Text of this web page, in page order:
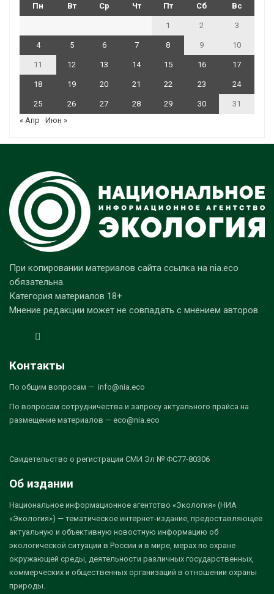
Пн Вт Ср Чт Пт Сб Вс
1 2 3
4 5 6 7 8 9 10
11 12 13 14 15 16 17
18 19 20 21 22 23 24
25 26 27 28 29 30
31
« Апр
Июн »
При копировании материалов сайта ссылка на nia.eco
обязательна.
Категория материалов 18+
Мнение редакции может не совпадать с мнением авторов.
Контакты
По общим вопросам — info@nia.eco
По вопросам сотрудничества и запросу актуального прайса на
размещение материалов — eco@nia.eco
Свидетельство о регистрации СМИ Эл № ФС77-80306
Об издании
Национальное информационное агентство «Экология» (НИА
«Экология») — тематическое интернет-издание, предоставляющее
актуальную и объективную новостную информацию об
экологической ситуации в России и в мире, мерах по охране
окружающей среды, деятельности различных государственных,
коммерческих и общественных организаций в отношении охраны
природы.